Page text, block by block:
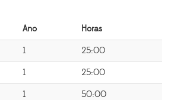
Ano Horas
1 25:00
1 25:00
1 50:00